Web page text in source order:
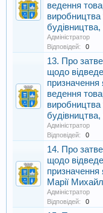
ведення
виробництва
Адміністратор
Відповідей:
0
13. Про
щодо
призначення
ведення
виробництва
Адміністратор
Відповідей:
0
14. Про
щодо
призначення
Марії
Адміністратор
Відповідей:
0